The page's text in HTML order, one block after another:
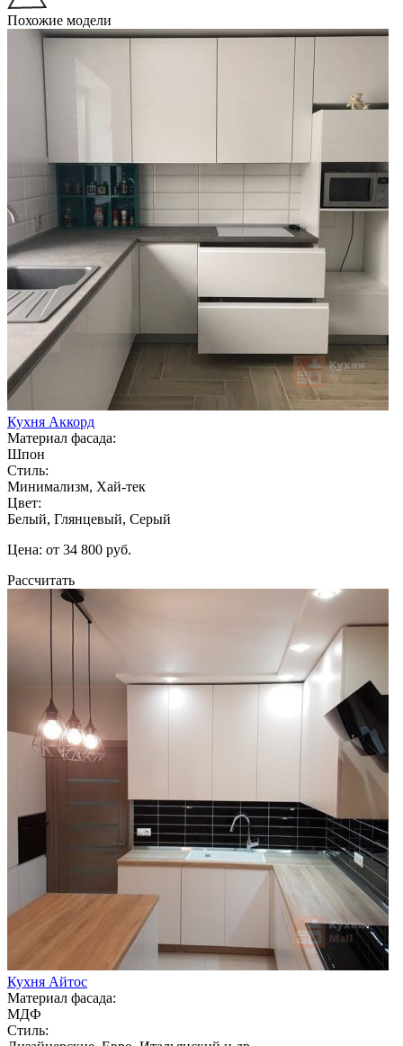
Похожие модели
Кухня Аккорд
Материал фасада:
Шпон
Стиль:
Минимализм, Хай-тек
Цвет:
Белый, Глянцевый, Серый
Цена: от 34 800 руб.
Рассчитать
Кухня Айтос
Материал фасада:
МДФ
Стиль: